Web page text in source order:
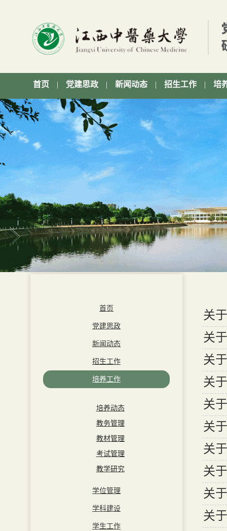
首页 | 党建思政 | 新闻动态 | 招生工作 | 培
首页
党建思政
新闻动态
招生工作
培养工作
培养动态
教务管理
教材管理
考试管理
教学研究
学位管理
学科建设
学生工作
关
关
关
关
关
关
关
关
关
关